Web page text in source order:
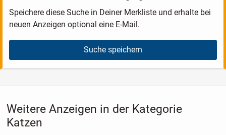
Speichere diese Suche in Deiner Merkliste und erhalte bei
neuen Anzeigen optional eine E-Mail.
Suche speichern
Weitere Anzeigen in der Kategorie
Katzen